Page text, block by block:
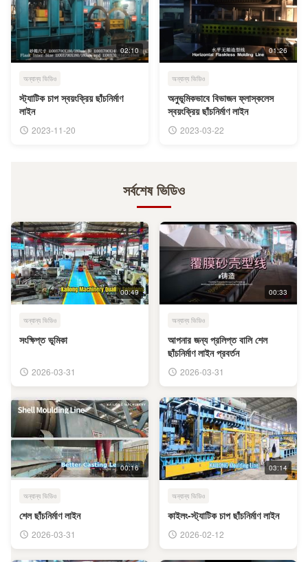
02:10
অন্যান্য ভিডিও
স্ট্যাটিক চাপ স্বয়ংক্রিয় ছাঁচনির্মাণ
লাইন
2023-11-20
01:26
অন্যান্য ভিডিও
অনুভূমিকভাবে বিভাজন ফ্লাস্কলেস
স্বয়ংক্রিয় ছাঁচনির্মাণ লাইন
2023-03-22
সর্বশেষ ভিডিও
00:49
অন্যান্য ভিডিও
সংক্ষিপ্ত ভূমিকা
2026-03-31
00:33
অন্যান্য ভিডিও
আপনার জন্য প্রলিপ্ত বালি শেল
ছাঁচনির্মাণ লাইন প্রবর্তন
2026-03-31
00:16
অন্যান্য ভিডিও
শেল ছাঁচনির্মাণ লাইন
2026-03-31
03:14
অন্যান্য ভিডিও
কাইলং-স্ট্যাটিক চাপ ছাঁচনির্মাণ লাইন
2026-02-12